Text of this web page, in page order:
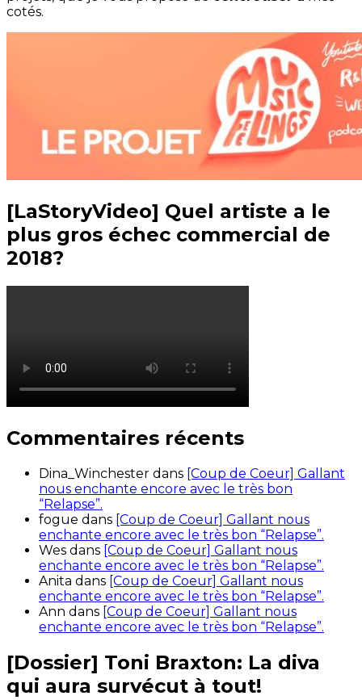
cotés.
[LaStoryVideo] Quel artiste a le
plus gros échec commercial de
2018?
Commentaires récents
Dina_Winchester dans [Coup de Coeur] Gallant
nous enchante encore avec le très bon
“Relapse”.
fogue dans [Coup de Coeur] Gallant nous
enchante encore avec le très bon “Relapse”.
Wes dans [Coup de Coeur] Gallant nous
enchante encore avec le très bon “Relapse”.
Anita dans [Coup de Coeur] Gallant nous
enchante encore avec le très bon “Relapse”.
Ann dans [Coup de Coeur] Gallant nous
enchante encore avec le très bon “Relapse”.
[Dossier] Toni Braxton: La diva
qui aura survécut à tout!